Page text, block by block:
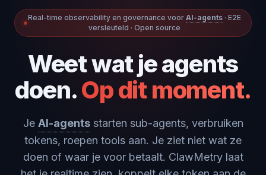
Real-time observability en governance voor AI-agents · E2E
versleuteld · Open source
Weet wat je agents
doen.Op dit moment.
Je AI-agents starten sub-agents, verbruiken
tokens, roepen tools aan. Je ziet niet wat ze
doen of waar je voor betaalt. ClawMetry laat